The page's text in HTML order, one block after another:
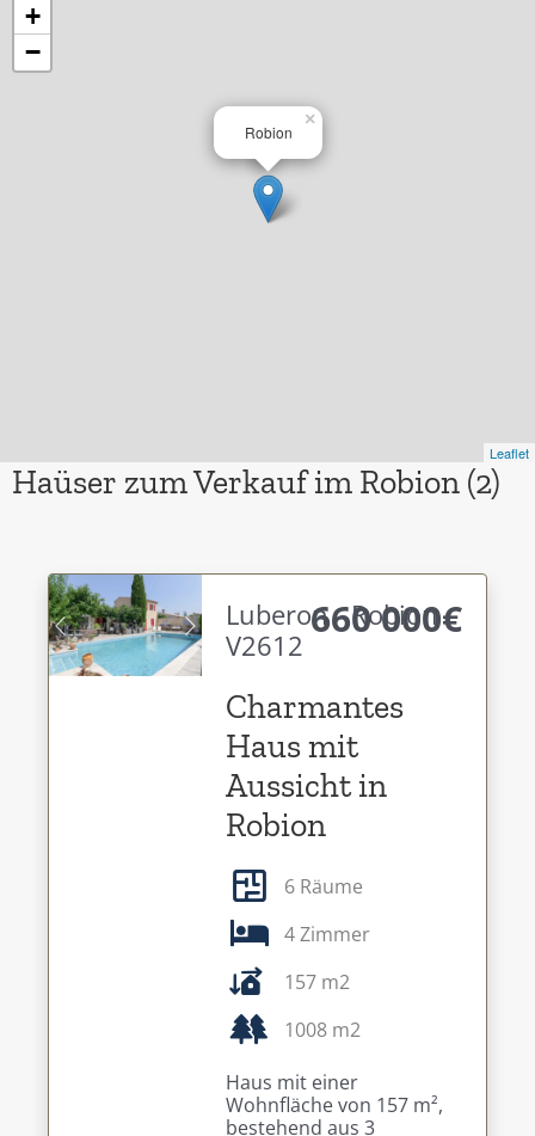
Robion
×
+
−
Leaflet
Haüser zum Verkauf im Robion (2)
Previous Next
Luberon - Robion -
V2612
660 000€
Charmantes
Haus mit
Aussicht in
Robion
6 Räume
4 Zimmer
157 m2
1008 m2
Haus mit einer
Wohnfläche von 157 m²,
bestehend aus 3